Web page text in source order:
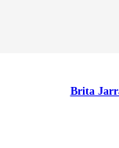
Brita